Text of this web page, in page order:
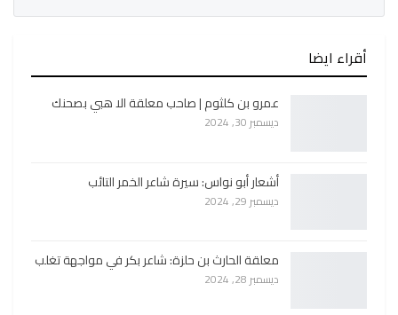
أقراء ايضا
عمرو بن كلثوم | صاحب معلقة الا هبي بصحنك
ديسمبر 30, 2024
أشعار أبو نواس: سيرة شاعر الخمر التائب
ديسمبر 29, 2024
معلقة الحارث بن حلزة: شاعر بكر في مواجهة تغلب
ديسمبر 28, 2024